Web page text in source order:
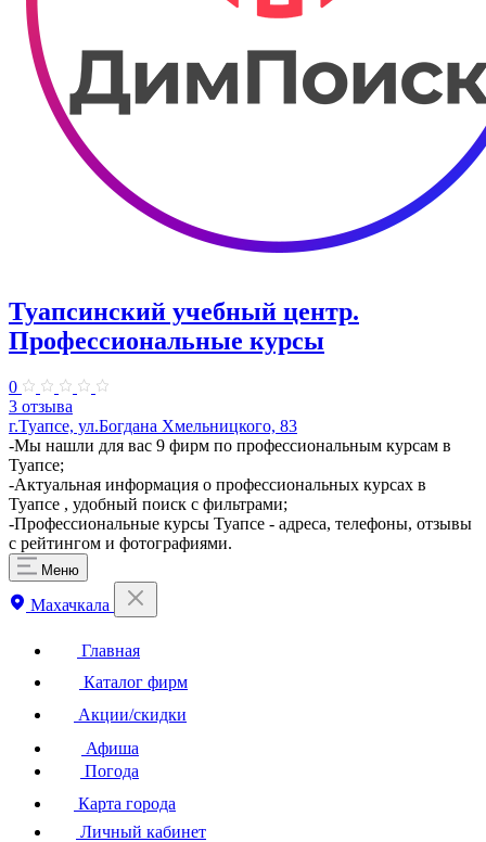
Туапсинский учебный центр.
Профессиональные курсы
0
3 отзыва
г.Туапсе, ул.Богдана Хмельницкого, 83
-Мы нашли для вас 9 фирм по профессиональным курсам в
Туапсе;
-Актуальная информация о профессиональных курсах в
Туапсе , удобный поиск с фильтрами;
-Профессиональные курсы Туапсе - адреса, телефоны, отзывы
с рейтингом и фотографиями.
Меню
Махачкала
Главная
Каталог фирм
Акции/скидки
Афиша
Погода
Карта города
Личный кабинет